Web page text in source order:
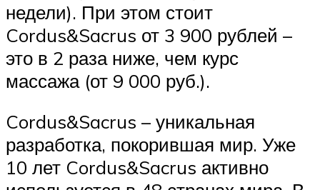
недели). При этом стоит
Cordus&Sacrus от 3 900 рублей –
это в 2 раза ниже, чем курс
массажа (от 9 000 руб.).
Cordus&Sacrus – уникальная
разработка, покорившая мир. Уже
10 лет Cordus&Sacrus активно